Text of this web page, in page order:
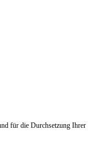
für die Durchsetzung Ihrer